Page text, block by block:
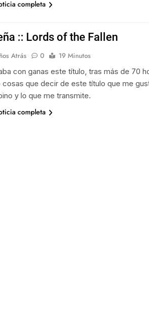
completa
:: Lords of the Fallen
Atrás 0
19 Minutos
con ganas este título, tras más de 70
cosas que decir de este título que me
y lo que me transmite.
completa